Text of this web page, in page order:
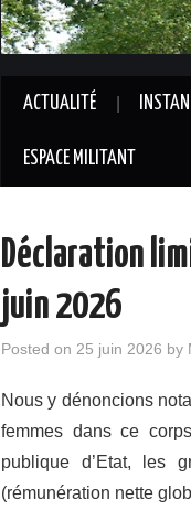
ACTUALITÉ
ESPACE MILITANT
Déclaration
juin 2026
Posted on 25 juin 2026 by
Nous y dénoncions
femmes dans ce
publique d’Etat, les
(rémunération nette